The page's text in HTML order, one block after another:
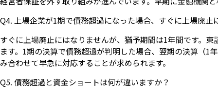
Q4. 上場企業が1期で債務超過になった場合、すぐに上場廃止
すぐに上場廃止にはなりませんが、猶予期間は1年間です。
ます。1期の決算で債務超過が判明した場合、翌期の決算（1
み合わせて早急に対応することが求められます。
Q5. 債務超過と資金ショートは何が違いますか？